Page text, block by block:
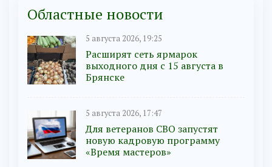
Областные новости
5 августа 2026, 19:25
Расширят сеть ярмарок
выходного дня с 15 августа в
Брянске
5 августа 2026, 17:47
Для ветеранов СВО запустят
новую кадровую программу
«Время мастеров»